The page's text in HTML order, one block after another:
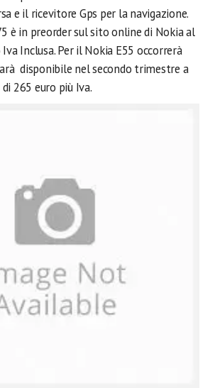
e il ricevitore Gps per la navigazione.
è in preorder sul sito online di Nokia al
Inclusa. Per il Nokia E55 occorrerà
disponibile nel secondo trimestre a
265 euro più Iva.